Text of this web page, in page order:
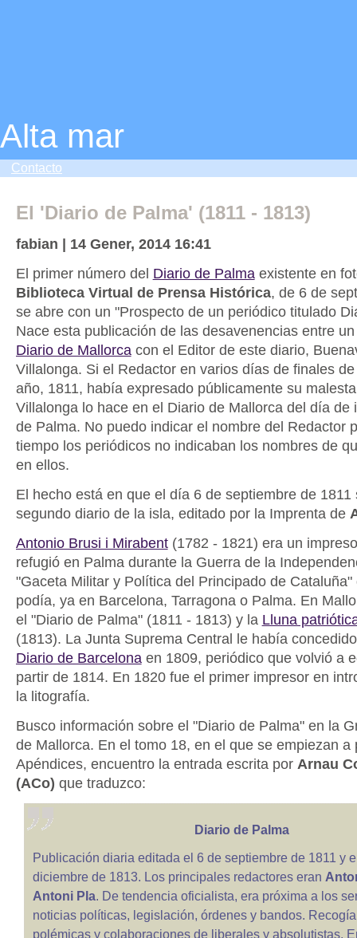
Alta mar
Contacto
El 'Diario de Palma' (1811 - 1813)
fabian | 14 Gener, 2014 16:41
El primer número del Diario de Palmaexistente en
Biblioteca Virtual de Prensa Histórica, de 6 de
se abre con un "Prospecto de un periódico titulado
Nace esta publicación de las desavenencias entre
Diario de Mallorcacon el Editor de este diario,
Villalonga. Si el Redactor en varios días de finales
año, 1811, había expresado públicamente su
Villalonga lo hace en el Diario de Mallorca del día de
de Palma. No puedo indicar el nombre del Redactor
tiempo los periódicos no indicaban los nombres de
en ellos.
El hecho está en que el día 6 de septiembre de 1811
segundo diario de la isla, editado por la Imprenta de
Antonio Brusi i Mirabent(1782 - 1821) era un
refugió en Palma durante la Guerra de la
"Gaceta Militar y Política del Principado de Cataluña"
podía, ya en Barcelona, Tarragona o Palma. En
el "Diario de Palma" (1811 - 1813) y la Lluna
(1813). La Junta Suprema Central le había
Diario de Barcelonaen 1809, periódico que volvió a
partir de 1814. En 1820 fue el primer impresor en
la litografía.
Busco información sobre el "Diario de Palma" en la
de Mallorca. En el tomo 18, en el que se empiezan a
Apéndices, encuentro la entrada escrita por Arnau
(ACo) que traduzco:
Diario de Palma
Publicación diaria editada el 6 de septiembre de 1811 y
diciembre de 1813. Los principales redactores eran
Antoni Pla. De tendencia oficialista, era próxima a los
noticias políticas, legislación, órdenes y bandos.
polémicas y colaboraciones de liberales y absolutistas.